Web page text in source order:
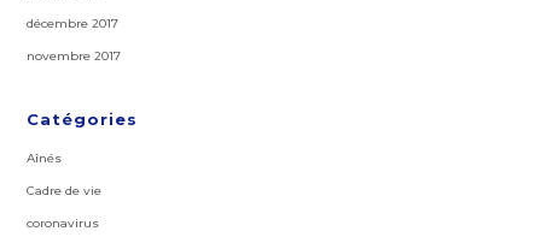
décembre 2017
novembre 2017
Catégories
Aînés
Cadre de vie
coronavirus